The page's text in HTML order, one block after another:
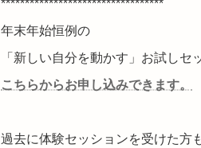
**********************************
年末年始恒例の
「新しい自分を動かす」お試しセ
こちらからお申し込みできます。
過去に体験セッションを受けた方